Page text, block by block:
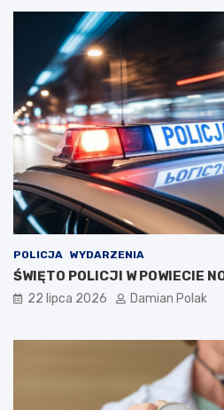
POLICJA WYDARZENIA
ŚWIĘTO POLICJI W POWIECIE
22 lipca 2026 Damian Polak